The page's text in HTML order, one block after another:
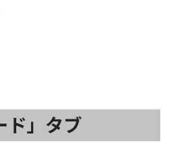
ド」タブ